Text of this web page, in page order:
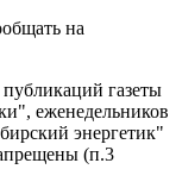
на
газеты
еженедельников
энергетик"
(п.3